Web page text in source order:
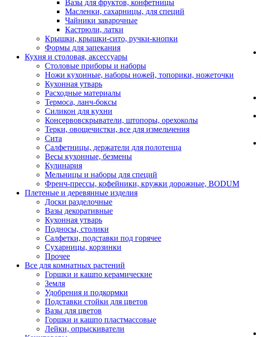
Вазы для фруктов, конфетницы
Масленки, сахарницы, для специй
Чайники заварочные
Кастрюли, латки
Крышки, крышки-сито, ручки-кнопки
Формы для запекания
Кухня и столовая, аксессуары
Столовые приборы и наборы
Ножи кухонные, наборы ножей, топорики, ножеточки
Кухонная утварь
Расходные материалы
Термоса, ланч-боксы
Силикон для кухни
Консервовскрыватели, штопоры, орехоколы
Терки, овощечистки, все для измельчения
Сита
Салфетницы, держатели для полотенца
Весы кухонные, безмены
Кулинария
Мельницы и наборы для специй
Френч-прессы, кофейники, кружки дорожные, BODUM
Плетеные и деревянные изделия
Доски разделочные
Вазы декоративные
Кухонная утварь
Подносы, столики
Салфетки, подставки под горячее
Сухарницы, корзинки
Прочее
Все для комнатных растений
Горшки и кашпо керамические
Земля
Удобрения и подкормки
Подставки стойки для цветов
Вазы для цветов
Горшки и кашпо пластмассовые
Лейки, опрыскиватели